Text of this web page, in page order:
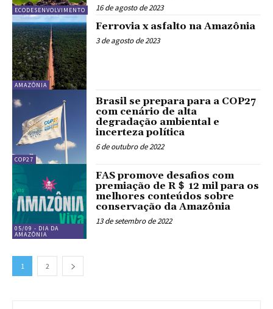
ECODESENVOLVIMENTO 16 de agosto de 2023
AMAZÔNIA
Ferrovia x asfalto na Amazônia
3 de agosto de 2023
COP27
Brasil se prepara para a COP27
com cenário de alta
degradação ambiental e
incerteza política
6 de outubro de 2022
05/09 - DIA DA
AMAZÔNIA
FAS promove desafios com
premiação de R＄ 12 mil para os
melhores conteúdos sobre
conservação da Amazônia
13 de setembro de 2022
1 2